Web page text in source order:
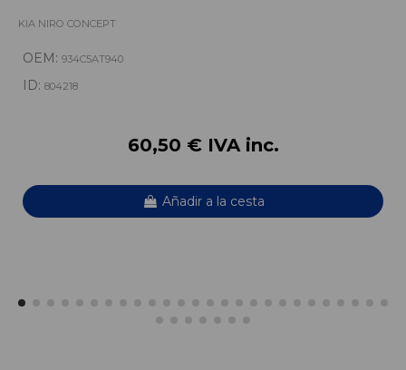
KIA NIRO CONCEPT
OEM: 934C5AT940
ID: 804218
60,50 € IVA inc.
Añadir a la cesta